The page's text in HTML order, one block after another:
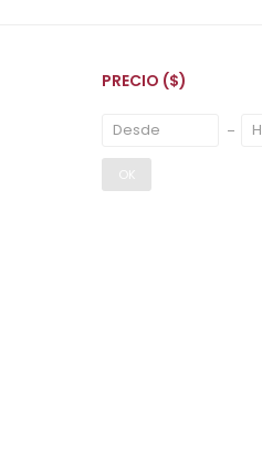
PRECIO ($)
OK